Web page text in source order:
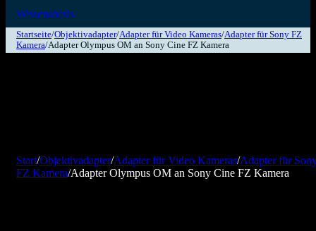
Wissensbasis
Startseite/Objektivadapter/Adapter für Video Kameras/Adapter für Sony FZ
Kamera/Adapter Olympus OM an Sony Cine FZ Kamera
Start/Objektivadapter/Adapter für Video Kameras/Adapter für
FZ Kamera/Adapter Olympus OM an Sony Cine FZ Kamera